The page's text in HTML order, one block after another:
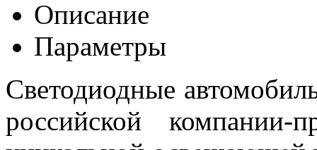
Описание
Параметры
Светодиодные
российской компании-